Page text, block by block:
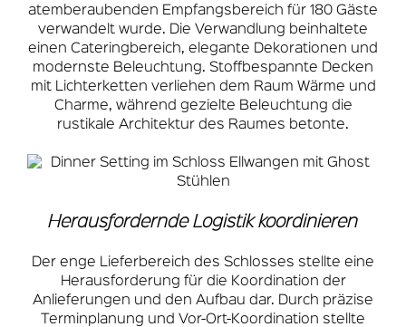
atemberaubenden Empfangsbereich für 180 Gäste
verwandelt wurde. Die Verwandlung beinhaltete
einen Cateringbereich, elegante Dekorationen und
modernste Beleuchtung. Stoffbespannte Decken
mit Lichterketten verliehen dem Raum Wärme und
Charme, während gezielte Beleuchtung die
rustikale Architektur des Raumes betonte.
Herausfordernde Logistik koordinieren
Der enge Lieferbereich des Schlosses stellte eine
Herausforderung für die Koordination der
Anlieferungen und den Aufbau dar. Durch präzise
Terminplanung und Vor-Ort-Koordination stellte